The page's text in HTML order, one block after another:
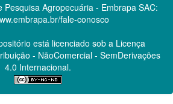
Pesquisa Agropecuária - Embrapa SAC:
fale-conosco
está licenciado sob a Licença
- NãoComercial - SemDerivações
4.0 Internacional.